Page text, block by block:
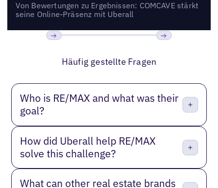
Von Bewertungen zu Ergebnissen: COMCAVE stärkt
seine Online-Präsenz mit Uberall
Häufig gestellte Fragen
Who is RE/MAX and what was their
goal?
How did Uberall help RE/MAX
solve this challenge?
What can other real estate brands